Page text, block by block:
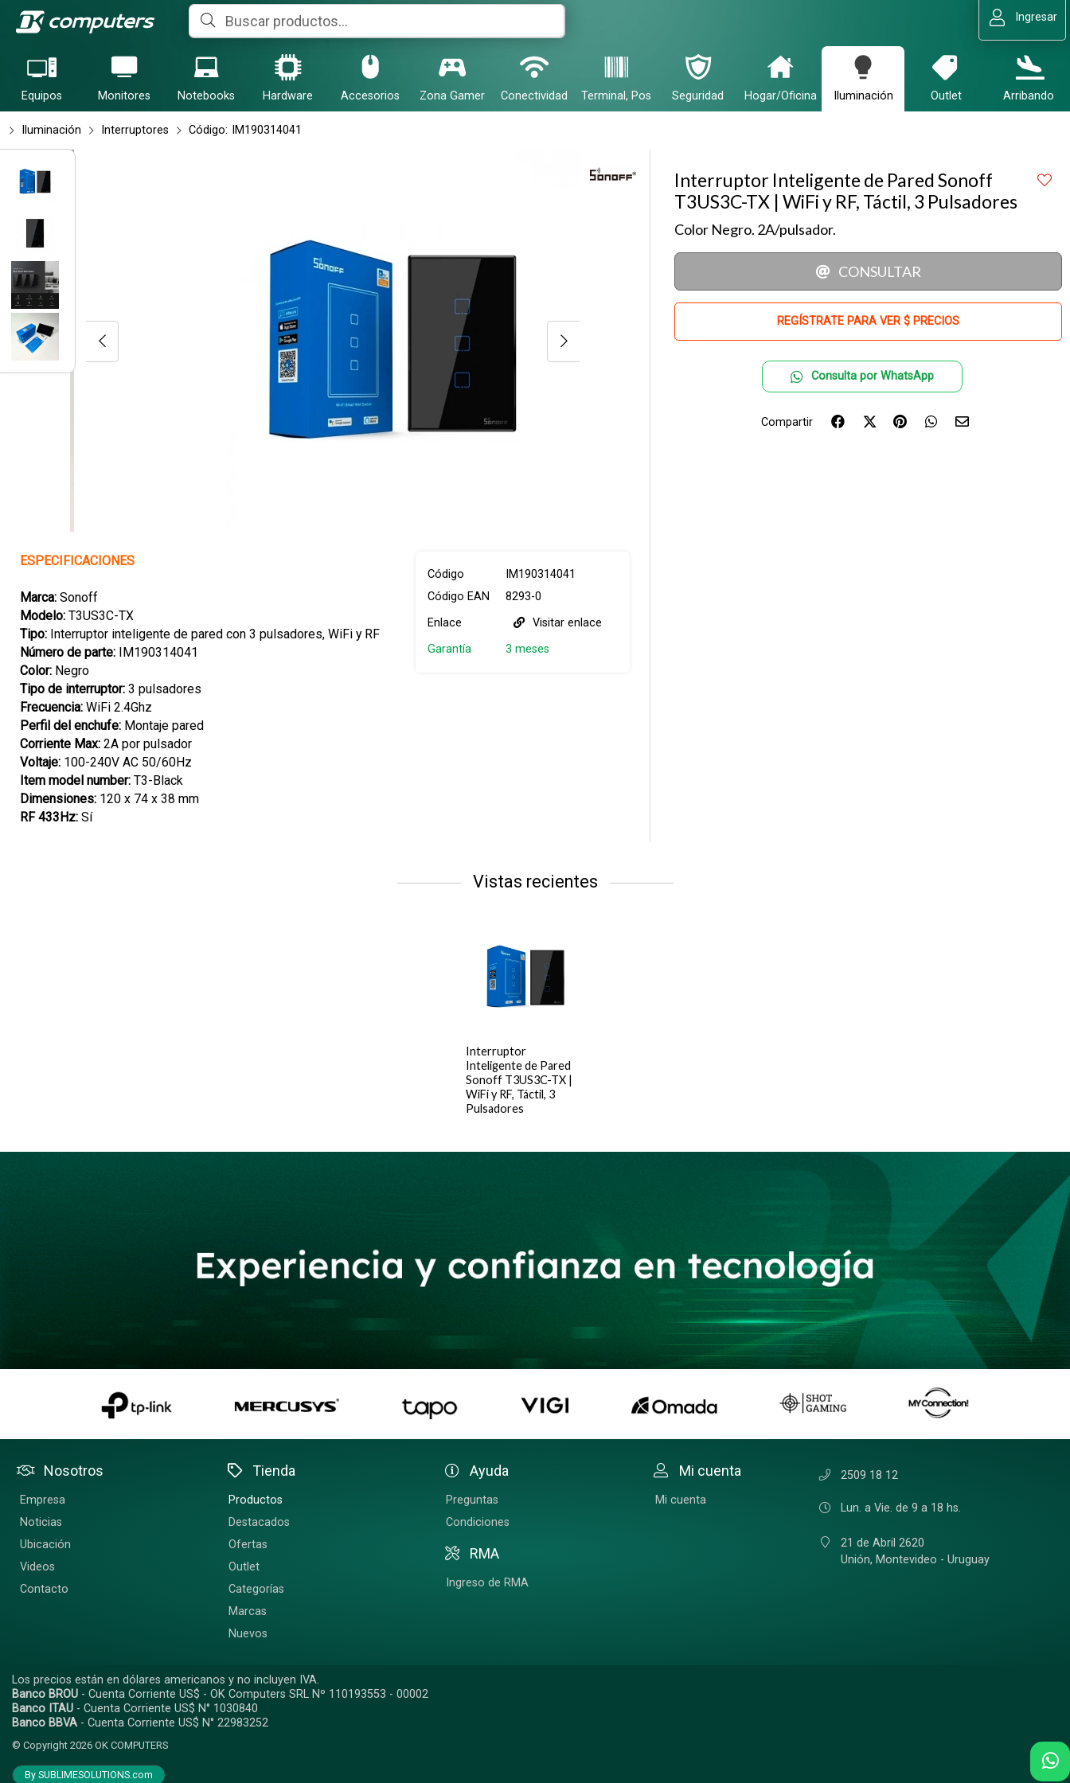
Compartir por email Ingresar
Equipos Monitores Notebooks Hardware Accesorios Zona Gamer Conectividad Terminal, Pos Seguridad Hogar/Oficina Iluminación Outlet Arribando
Iluminación Interruptores Código: IM190314041
Código
IM190314041
Código EAN
8293-0
Enlace
Visitar enlace
Garantía
3 meses
ESPECIFICACIONES
Marca: Sonoff
Modelo: T3US3C-TX
Tipo: Interruptor inteligente de pared con 3 pulsadores, WiFi y RF
Número de parte: IM190314041
Color: Negro
Tipo de interruptor: 3 pulsadores
Frecuencia: WiFi 2.4Ghz
Perfil del enchufe: Montaje pared
Corriente Max: 2A por pulsador
Voltaje: 100-240V AC 50/60Hz
Item model number: T3-Black
Dimensiones: 120 x 74 x 38 mm
RF 433Hz: Sí
Interruptor Inteligente de Pared Sonoff
T3US3C-TX | WiFi y RF, Táctil, 3 Pulsadores
Color Negro. 2A/pulsador.
CONSULTAR
REGÍSTRATE PARA VER $ PRECIOS
Consulta por WhatsApp
Compartir
Vistas recientes
Interruptor
Inteligente de Pared
Sonoff T3US3C-TX |
WiFi y RF, Táctil, 3
Pulsadores
Nosotros
Empresa
Noticias
Ubicación
Videos
Contacto
Tienda
Productos
Destacados
Ofertas
Outlet
Categorías
Marcas
Nuevos
Ayuda
Preguntas
Condiciones
RMA
Ingreso de RMA
Mi cuenta
Mi cuenta
2509 18 12
Lun. a Vie. de 9 a 18 hs.
21 de Abril 2620
Unión, Montevideo - Uruguay
Los precios están en dólares americanos y no incluyen IVA.
Banco BROU - Cuenta Corriente US$ - OK Computers SRL Nº 110193553 - 00002
Banco ITAU - Cuenta Corriente US$ N° 1030840
Banco BBVA - Cuenta Corriente US$ N° 22983252
© Copyright 2026 OK COMPUTERS
By SUBLIMESOLUTIONS.com